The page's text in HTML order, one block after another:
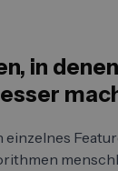
in
einzelnes